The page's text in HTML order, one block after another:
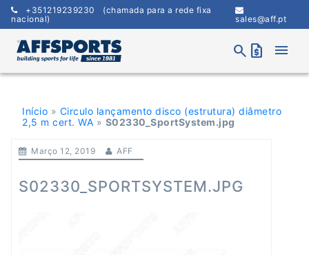
Skip
content
+351219239230 (chamada para a rede fixa
nacional)
sales@aff.pt
search request_quote menu
Início » Circulo lançamento disco (estrutura) diâmetro
2,5 m cert. WA » S02330_SportSystem.jpg
Março 12, 2019 AFF
S02330_SPORTSYSTEM.JPG